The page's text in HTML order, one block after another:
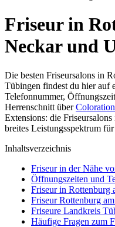
Friseur in
Neckar und
Die besten Friseursalons in
Tübingen findest du hier
Telefonnummer,
Herrenschnitt über
Extensions: die
breites Leistungsspektrum
Inhaltsverzeichnis
Friseur in der Nähe
Öffnungszeiten und
Friseur in Rottenburg
Friseur Rottenburg
Friseure Landkreis
Häufige Fragen zum